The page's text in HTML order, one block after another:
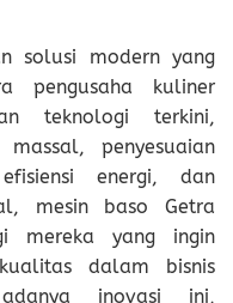
solusi modern yang
pengusaha kuliner
teknologi terkini,
penyesuaian
energi, dan
mesin baso Getra
mereka yang ingin
dalam bisnis
inovasi ini,